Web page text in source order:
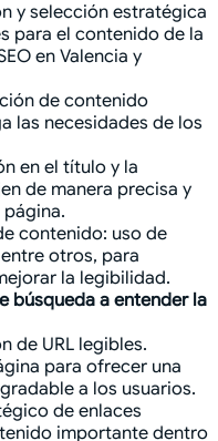
y selección estratégica
para el contenido de la
en Valencia y
de contenido
las necesidades de los
en el título y la
de manera precisa y
contenido: uso de
otros, para
la legibilidad.
búsqueda a entender la
de URL legibles.
para ofrecer una
a los usuarios.
de enlaces
importante dentro